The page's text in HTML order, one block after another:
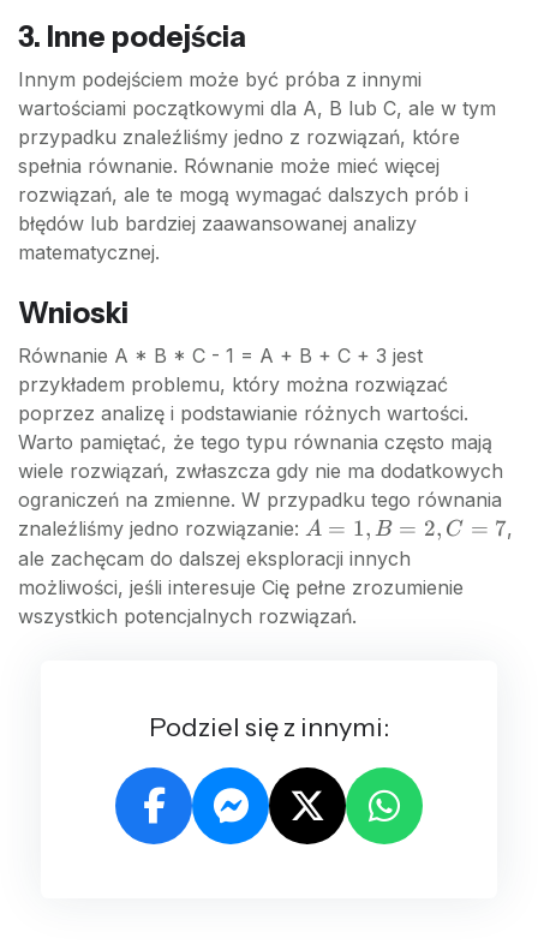
2,
C
=
7
3. Inne podejścia
Innym podejściem może być próba z innymi
wartościami początkowymi dla A, B lub C, ale w tym
przypadku znaleźliśmy jedno z rozwiązań, które
spełnia równanie. Równanie może mieć więcej
rozwiązań, ale te mogą wymagać dalszych prób i
błędów lub bardziej zaawansowanej analizy
matematycznej.
Wnioski
Równanie A * B * C - 1 = A + B + C + 3 jest
przykładem problemu, który można rozwiązać
poprzez analizę i podstawianie różnych wartości.
Warto pamiętać, że tego typu równania często mają
wiele rozwiązań, zwłaszcza gdy nie ma dodatkowych
ograniczeń na zmienne. W przypadku tego równania
znaleźliśmy jedno rozwiązanie: A
=
1,
B
=
=
A = 1, B = 2, C = 7,
ale zachęcam do dalszej eksploracji innych
możliwości, jeśli interesuje Cię pełne zrozumienie
wszystkich potencjalnych rozwiązań.
Podziel się z innymi: